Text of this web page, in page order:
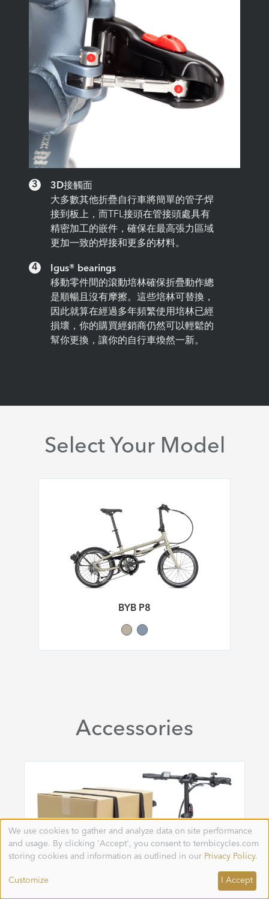
3
3D接觸面
大多數其他折疊自行車將簡單的管子焊
接到板上，而TFL接頭在管接頭處具有
精密加工的嵌件，確保在最高張力區域
更加一致的焊接和更多的材料。
4
Igus® bearings
移動零件間的滾動培林確保折疊動作總
是順暢且沒有摩擦。這些培林可替換，
因此就算在經過多年頻繁使用培林已經
損壞，你的購買經銷商仍然可以輕鬆的
幫你更換，讓你的自行車煥然一新。
Select Your Model
BYB P8
Accessories
Use
of
personal
and
We use cookies to gather and analyze data on site performance
and usage. By clicking 'Accept', you consent to ternbicycles.com
storing cookies and information as outlined in our Privacy Policy.
Customize I Accept